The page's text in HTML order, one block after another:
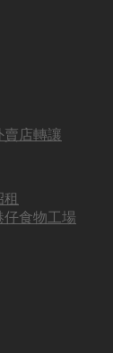
賣店轉讓
仔食物工場